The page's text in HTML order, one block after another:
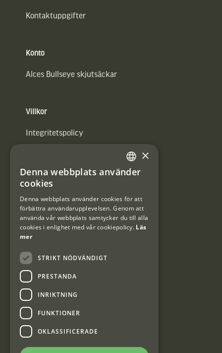
Kontaktuppgifter
Konto
Alces Bullseye skjutsäckar
Villkor
Integritetspolicy
#Interjaktfamily
Kundklubb
Information om kundklubben.
Interjakt Sweden AB, Årjäng
SWEDISH
×
Denna webbplats använder
cookies
Denna webbplats använder cookies för att
förbättra användarupplevelsen. Genom att
använda vår webbplats samtycker du till alla
cookies i enlighet med vår cookiepolicy. Läs
mer
STRIKT NÖDVÄNDIGT
PRESTANDA
INRIKTNING
FUNKTIONER
OKLASSIFICERADE